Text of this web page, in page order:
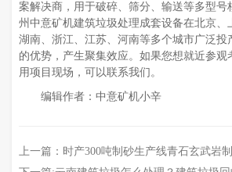
案解决商，用于破碎、筛分、输送等多型号
州中意矿机建筑垃圾处理成套设备在北京、
湖南、浙江、江苏、河南等多个城市广泛投
的优势，产生聚集效应。如果您想就近参观
用项目现场，可以联系我们。
编辑作者：中意矿机小辛
上一篇： 时产300吨制砂生产线青石玄武岩